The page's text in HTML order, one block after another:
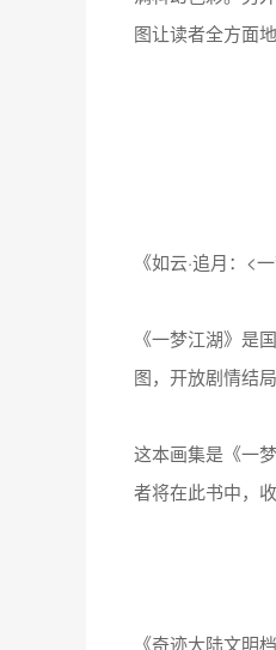
图让读者全方面
《如云·追月：<
《一梦江湖》是
图，开放剧情结
这本画集是《一
者将在此书中，
《奇迹大陆文明